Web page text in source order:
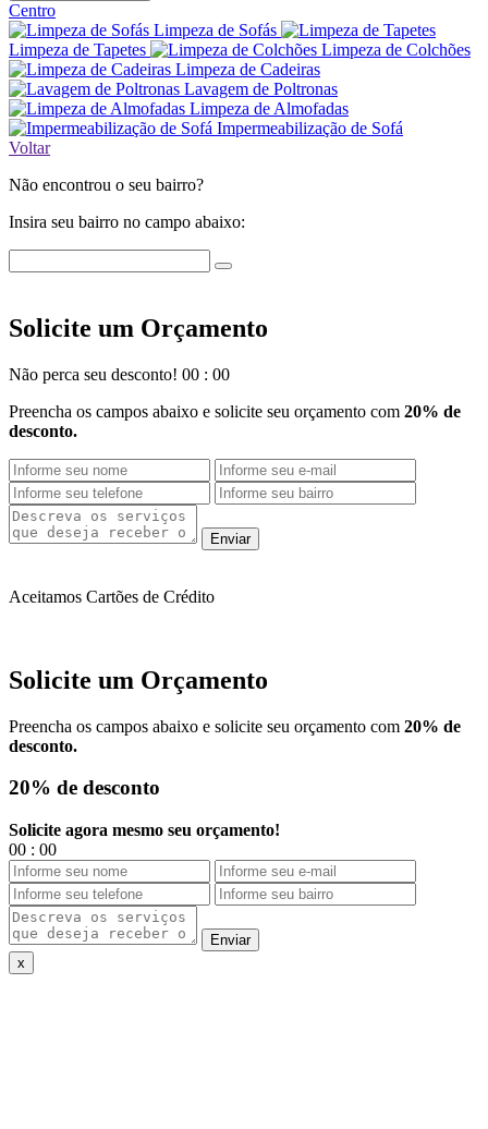
Centro
Limpeza de Sofás
Limpeza de Tapetes
Limpeza de Colchões
Limpeza de Cadeiras
Lavagem de Poltronas
Limpeza de Almofadas
Impermeabilização de Sofá
Voltar
Não encontrou o seu bairro?
Insira seu bairro no campo abaixo:
Solicite um Orçamento
Não perca seu desconto! 00 : 00
Preencha os campos abaixo e solicite seu orçamento com 20% de
desconto.
Enviar
Aceitamos Cartões de Crédito
Solicite um Orçamento
Preencha os campos abaixo e solicite seu orçamento com 20% de
desconto.
20% de desconto
Solicite agora mesmo seu orçamento!
00 : 00
Enviar
x